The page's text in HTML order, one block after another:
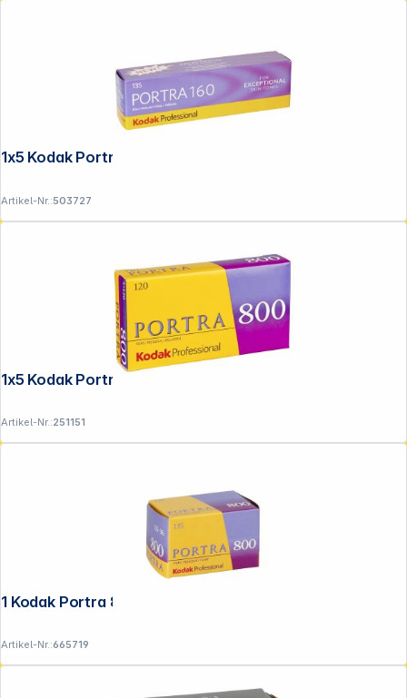
Artikel-Nr.:503727
Artikel-Nr.:251151
Artikel-Nr.:665719